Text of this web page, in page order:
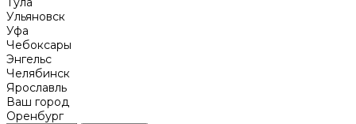
Ульяновск
Уфа
Чебоксары
Энгельс
Челябинск
Ярославль
Ваш город
Оренбург